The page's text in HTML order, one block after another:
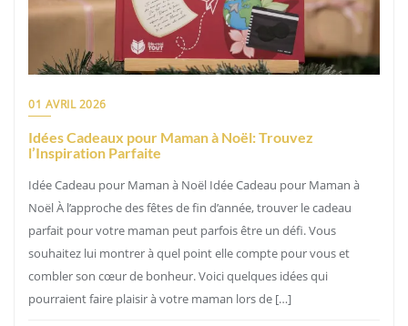
01 AVRIL 2026
Idées Cadeaux pour Maman à Noël: Trouvez
l’Inspiration Parfaite
Idée Cadeau pour Maman à Noël Idée Cadeau pour Maman à
Noël À l’approche des fêtes de fin d’année, trouver le cadeau
parfait pour votre maman peut parfois être un défi. Vous
souhaitez lui montrer à quel point elle compte pour vous et
combler son cœur de bonheur. Voici quelques idées qui
pourraient faire plaisir à votre maman lors de […]